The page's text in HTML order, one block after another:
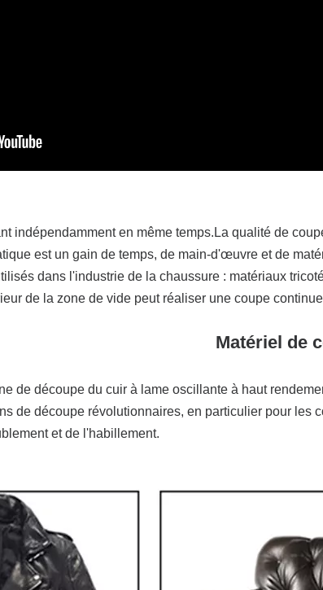
indépendamment en même temps.La qualité de
est un gain de temps, de main-d'œuvre et de
dans l'industrie de la chaussure : matériaux
de la zone de vide peut réaliser une coupe
Matériel de
de découpe du cuir à lame oscillante à haut
de découpe révolutionnaires, en particulier pour
et de l'habillement.